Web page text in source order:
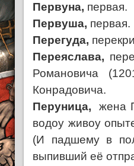
Первуна, первая.
Первуша, первая.
Перегуда,
Переяслава,
Романовича
Конрадовича.
Перуница,
жена
водоу живоу
(И падшему в
выпивший её